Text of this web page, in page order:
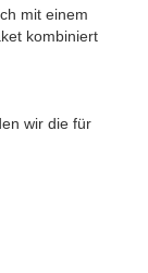
mit einem
kombiniert
wir die für